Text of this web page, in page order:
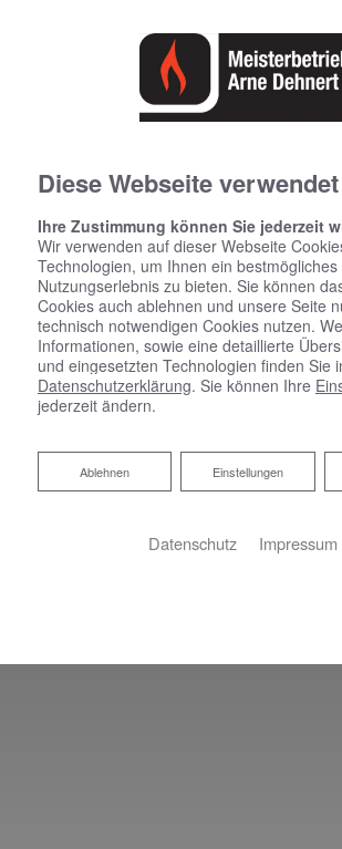
Diese Webseite
Ihre Zustimmung können Sie jederzeit
Wir verwenden auf dieser Webseite
Technologien, um Ihnen ein bestmögliches
Nutzungserlebnis zu bieten. Sie können
Cookies auch ablehnen und unsere Seite
technisch notwendigen Cookies nutzen.
Informationen, sowie eine detaillierte
und eingesetzten Technologien finden Sie
Datenschutzerklärung. Sie können Ihre
jederzeit ändern.
Einstellungen
Ablehnen
Ablehnen
Datenschutz Impressum